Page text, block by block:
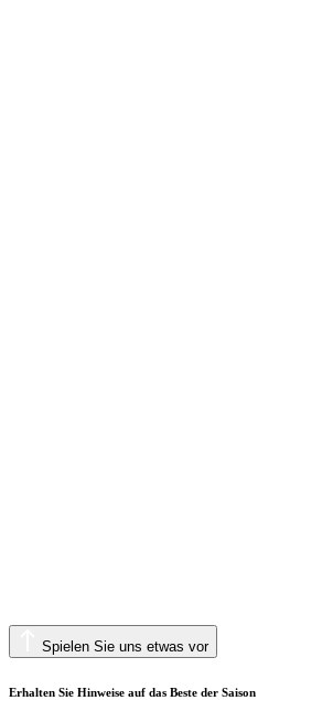
Spielen Sie uns etwas vor
Erhalten Sie Hinweise auf das Beste der Saison